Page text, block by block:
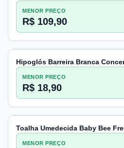
MENOR PREÇO
R$ 109,90
Hipoglós Barreira Branca
MENOR PREÇO
R$ 18,90
Toalha Umedecida Baby Bee
MENOR PREÇO